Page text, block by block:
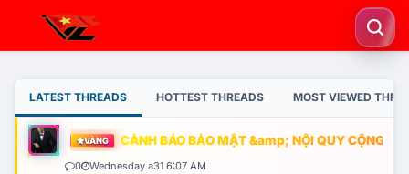
LATEST THREADS HOTTEST THREADS MOST VIEWED
VÀNG CẢNH BÁO BẢO MẬT &amp; NỘI QUY CỘNG
0 Wednesday a31 6:07 AM